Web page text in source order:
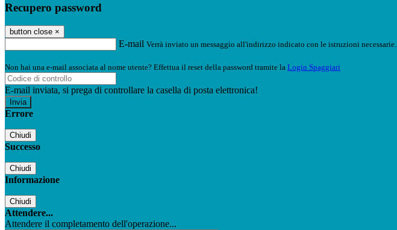
Recupero password
button close ×
E-mail Verrà inviato un messaggio all'indirizzo indicato con le istruzioni necessarie.
Non hai una e-mail associata al nome utente? Effettua il reset della password tramite la Login Spaggiari
E-mail inviata, si prega di controllare la casella di posta elettronica!
Errore
Chiudi
Successo
Chiudi
Informazione
Chiudi
Attendere...
Attendere il completamento dell'operazione...